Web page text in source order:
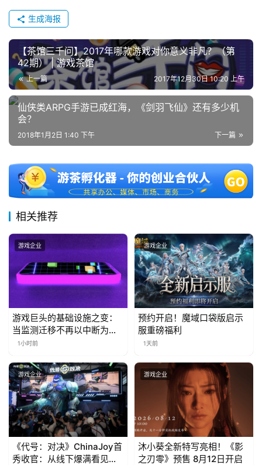
7
月
3
0
日
游
茶
对
上
海
中
(
中
国
)
生成海报
【茶馆三千问】2017年哪款游戏对你意义非凡？（第
42期） | 游戏茶馆
上一篇 2017年12月30日 10:20 上午
仙侠类ARPG手游已成红海，《剑羽飞仙》还有多少机
会？
下一篇
2018年1月2日 1:40 下午
相关推荐
游戏企业
游戏巨头的基础设施之变：
当监测迁移不再以中断为代
价
1小时前
游戏企业
预约开启！魔域口袋版启示
服重磅福利
1天前
游戏企业
《代号：对决》ChinaJoy首
秀收官：从线下爆满看见玩
游戏企业
沐小葵全新特写亮相！《影
之刃零》预售 8月12日开启